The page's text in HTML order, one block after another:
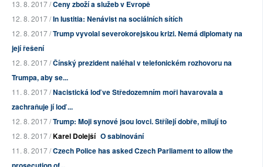
13. 8. 2017 /Ceny zboží a služeb v Evropě
12. 8. 2017 /In Iustitia: Nenávist na sociálních sítích
12. 8. 2017 /Trump vyvolal severokorejskou krizi. Nemá diplomaty na
její řešení
12. 8. 2017 /Čínský prezident naléhal v telefonickém rozhovoru na
Trumpa, aby se...
11. 8. 2017 /Nacistická loď ve Středozemním moři havarovala a
zachraňuje jí loď ...
12. 8. 2017 /Trump: Moji synové jsou lovci. Střílejí dobře, milují to
12. 8. 2017 /Karel Dolejší O sabinování
11. 8. 2017 /Czech Police has asked Czech Parliament to allow the